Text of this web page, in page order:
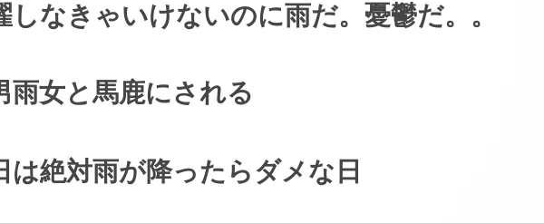
しなきゃいけないのに雨だ。憂鬱だ。。
雨女と馬鹿にされる
は絶対雨が降ったらダメな日